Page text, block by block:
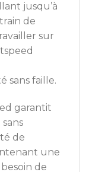
jusqu’à
de
sur
sans faille.
garantit
de
une
de